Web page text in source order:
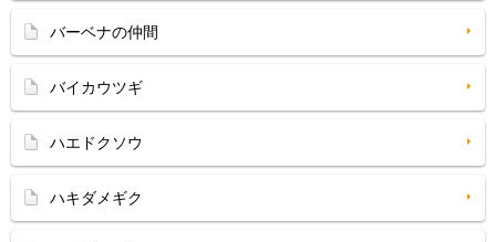
バーベナの仲間
バイカウツギ
ハエドクソウ
ハキダメギク